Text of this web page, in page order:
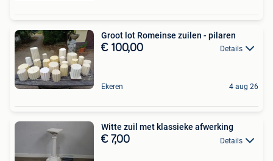
Groot lot Romeinse zuilen - pilaren
€ 100,00 Details
Ekeren 4 aug 26
Witte zuil met klassieke afwerking
€ 7,00 Details